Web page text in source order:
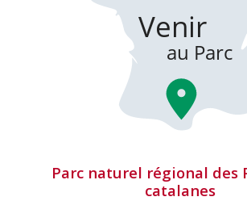
Parc naturel régional des
catalanes